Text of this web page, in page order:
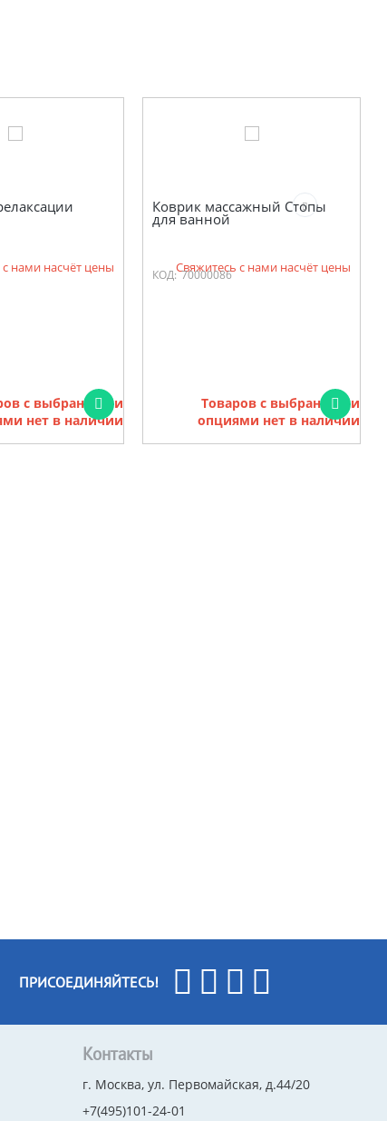
нами насчёт цены
с выбранными
нет в наличии
Коврик массажный Стопы
для ванной
КОД: 70000086
Свяжитесь с нами насчёт цены
Товаров с выбранными
опциями нет в наличии
ПРИСОЕДИНЯЙТЕСЬ!
Контакты
г. Москва, ул. Первомайская, д.44/20
+7(495)101-24-01